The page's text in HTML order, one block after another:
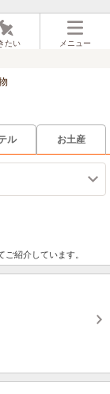
たい メニュー
ル お土産
紹介しています。